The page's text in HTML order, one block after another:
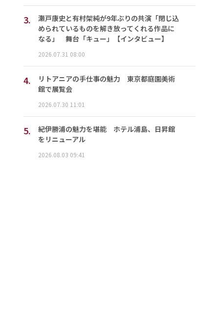
3.
瀬戸康史と有村架純が9年ぶりの共演「閉じ込
められているものを解き放ってくれる作品に
なる」 舞台「キュー」【インタビュー】
2026.07.31 08:00
4.
リトアニアの手仕事の魅力 東京都庭園美術
館で展覧会
2026.07.30 11:01
5.
紀伊勝浦の魅力を堪能 ホテル浦島、日昇館
をリニューアル
2026.08.03 09:41